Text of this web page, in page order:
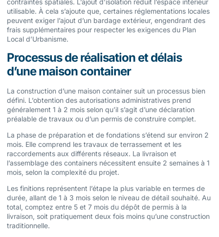
contraintes spatiales. L’ajout d’isolation réduit l’espace intérieur
utilisable. À cela s’ajoute que, certaines réglementations locales
peuvent exiger l’ajout d’un bardage extérieur, engendrant des
frais supplémentaires pour respecter les exigences du Plan
Local d’Urbanisme.
Processus de réalisation et délais
d’une maison container
La construction d’une maison container suit un processus bien
défini. L’obtention des autorisations administratives prend
généralement 1 à 2 mois selon qu’il s’agit d’une déclaration
préalable de travaux ou d’un permis de construire complet.
La phase de préparation et de fondations s’étend sur environ 2
mois. Elle comprend les travaux de terrassement et les
raccordements aux différents réseaux. La livraison et
l’assemblage des containers nécessitent ensuite 2 semaines à 1
mois, selon la complexité du projet.
Les finitions représentent l’étape la plus variable en termes de
durée, allant de 1 à 3 mois selon le niveau de détail souhaité. Au
total, comptez entre 5 et 7 mois du dépôt de permis à la
livraison, soit pratiquement deux fois moins qu’une construction
traditionnelle.